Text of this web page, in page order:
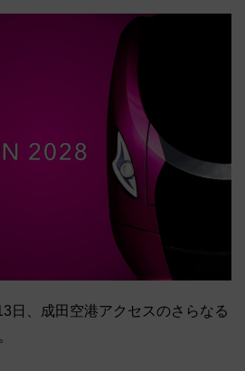
日、成田空港アクセスのさらなる